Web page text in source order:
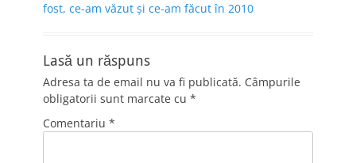
fost, ce-am văzut şi ce-am făcut în 2010
Lasă un răspuns
Adresa ta de email nu va fi publicată. Câmpurile
obligatorii sunt marcate cu *
Comentariu *